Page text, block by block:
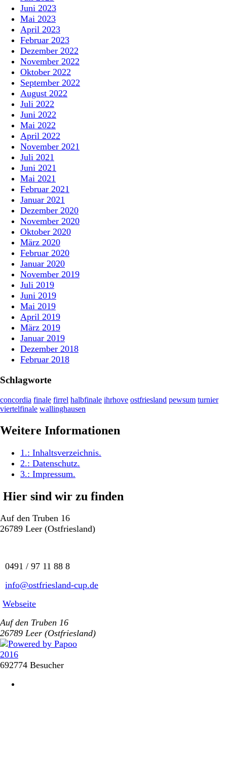
Juni 2023
Mai 2023
April 2023
Februar 2023
Dezember 2022
November 2022
Oktober 2022
September 2022
August 2022
Juli 2022
Juni 2022
Mai 2022
April 2022
November 2021
Juli 2021
Juni 2021
Mai 2021
Februar 2021
Januar 2021
Dezember 2020
November 2020
Oktober 2020
März 2020
Februar 2020
Januar 2020
November 2019
Juli 2019
Juni 2019
Mai 2019
April 2019
März 2019
Januar 2019
Dezember 2018
Februar 2018
Schlagworte
concordia finale firrel halbfinale ihrhove ostfriesland pewsum turnier
viertelfinale wallinghausen
Weitere Informationen
1.: Inhaltsverzeichnis.
2.: Datenschutz.
3.: Impressum.
Hier sind wir zu finden
Auf den Truben 16
26789 Leer (Ostfriesland)
0491 / 97 11 88 8
info@ostfriesland-cup.de
Webseite
Auf den Truben 16
26789 Leer (Ostfriesland)
692774 Besucher